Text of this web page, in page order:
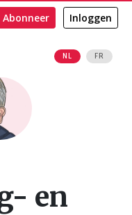
NL FR
Abonneer Inloggen
en